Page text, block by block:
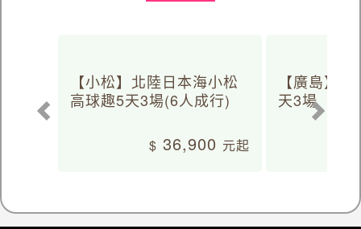
【小松】北陸日本海小松
高球趣5天3場(6人成行)
36,900
【廣島】
天3場